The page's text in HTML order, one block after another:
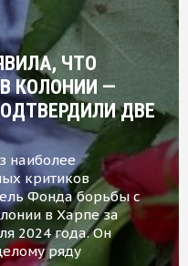
ЧТО
КОЛОНИИ —
ДВЕ
наиболее
критиков
Фонда борьбы с
в Харпе за
2024 года. Он
ряду